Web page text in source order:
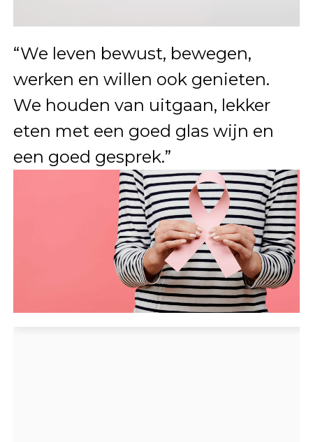
“We leven bewust, bewegen,
werken en willen ook genieten.
We houden van uitgaan, lekker
eten met een goed glas wijn en
een goed gesprek.”